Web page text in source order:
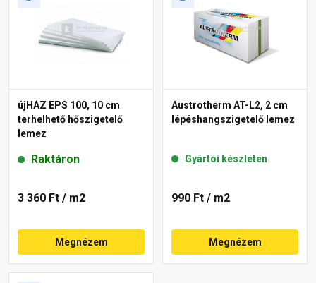
újHÁZ EPS 100, 10 cm
terhelhető hőszigetelő
lemez
Raktáron
3 360 Ft / m2
Megnézem
Austrotherm AT-L2, 2 cm
lépéshangszigetelő lemez
Gyártói készleten
990 Ft / m2
Megnézem